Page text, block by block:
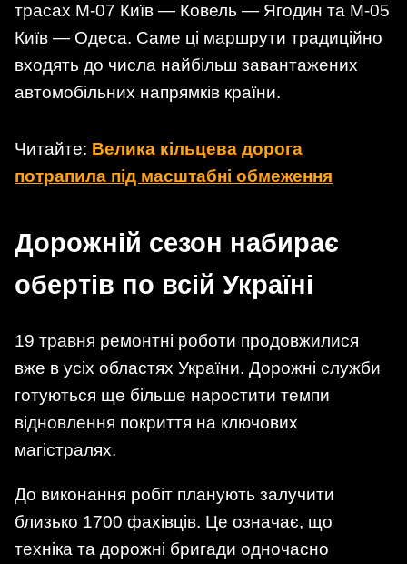
трасах М-07 Київ — Ковель — Ягодин та М-05
Київ — Одеса. Саме ці маршрути традиційно
входять до числа найбільш завантажених
автомобільних напрямків країни.
Читайте: Велика кільцева дорога
потрапила під масштабні обмеження
Дорожній сезон набирає
обертів по всій Україні
19 травня ремонтні роботи продовжилися
вже в усіх областях України. Дорожні служби
готуються ще більше наростити темпи
відновлення покриття на ключових
магістралях.
До виконання робіт планують залучити
близько 1700 фахівців. Це означає, що
техніка та дорожні бригади одночасно